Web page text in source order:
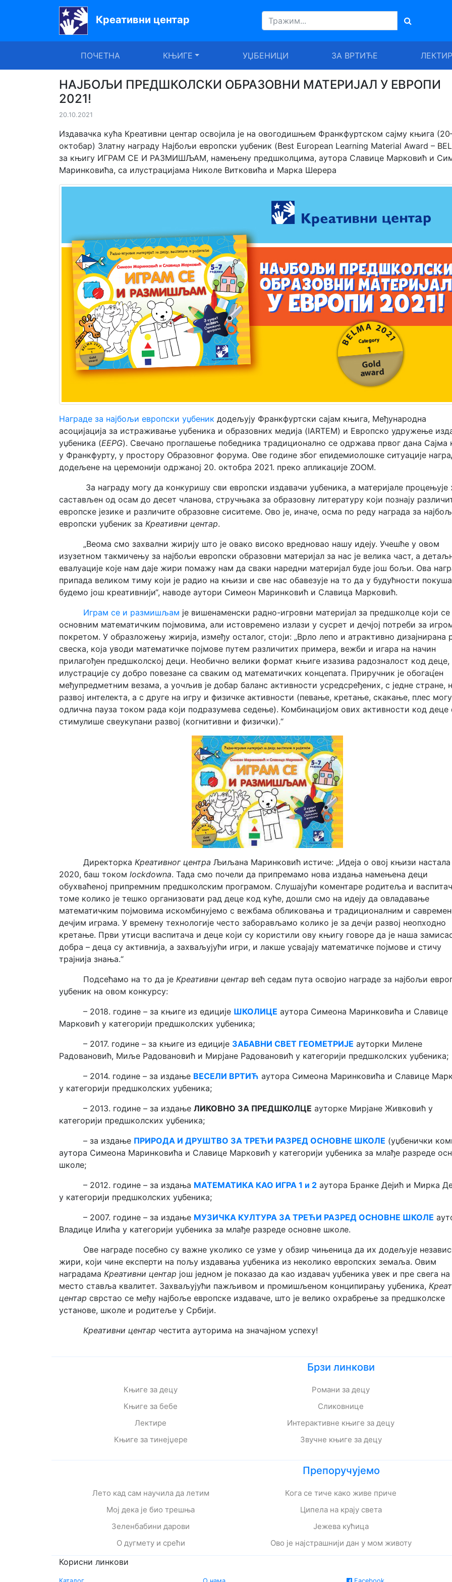
Креативни центар
ПОЧЕТНА КЊИГЕ УЏБЕНИЦИ ЗА ВРТИЋЕ
Почетна
УџбенициНАЈБОЉИ ПРЕДШКОЛСКИ ОБРАЗОВНИ МАТЕРИЈАЛ У ЕВРОПИ
2021!
20.10.2021
Издавачка кућа Креативни центар освојила је на овогодишњем Франкфуртском сајму књига
октобар) Златну награду Најбољи европски уџбеник (Best European Learning Material Award –
за књигу ИГРАМ СЕ И РАЗМИШЉАМ, намењену предшколцима, аутора Славице Марковић и
Маринковића, са илустрацијама Николе Витковића и Марка Шерера
Награде за најбољи европски уџбеник додељују Франкфуртски сајам књига, Међународна
асоцијација за истраживање уџбеника и образовних медија (IARTEM) и Европско удружење
уџбеника (EEPG). Свечано проглашење победника традиционално се одржава првог дана Сајма
у Франкфурту, у простору Образовног форума. Ове године због епидемиолошке ситуације
додељене на церемонији одржаној 20. октобра 2021. преко апликације ZOOM.
За награду могу да конкуришу сви европски издавачи уџбеника, а материјале
састављен од осам до десет чланова, стручњака за образовну литературу који познају
европске језике и различите образовне сиситеме. Ово је, иначе, осма по реду награда за
европски уџбеник за Креативни центар.
„Веома смо захвални жирију што је овако високо вредновао нашу идеју. Учешће у овом
изузетном такмичењу за најбољи европски образовни материјал за нас је велика част, а
евалуације које нам даје жири помажу нам да сваки наредни материјал буде још бољи. Ова
припада великом тиму који је радио на књизи и све нас обавезује на то да у будућности
будемо још креативнији“, наводе аутори Симеон Маринковић и Славица Марковић.
Играм се и размишљам је вишенаменски радно-игровни материјал за предшколце који се
основним математичким појмовима, али истовремено излази у сусрет и дечјој потреби за
покретом. У образложењу жирија, између осталог, стоји: „Врло лепо и атрактивно дизајнирана
свеска, која уводи математичке појмове путем различитих примера, вежби и игара на начин
прилагођен предшколској деци. Необично велики формат књиге изазива радозналост код деце,
илустрације су добро повезане са сваким од математичких концепата. Приручник је обогац́ен
међупредметним везама, а уочљив је добар баланс активности усредсређених, с једне стране,
развој интелекта, а с друге на игру и физичке активности (певање, кретање, скакање, плес
одлична пауза током рада који подразумева седење). Комбинацијом ових активности код деце
стимулише свеукупани развој (когнитивни и физички).“
Директорка Креативног центра Љиљана Маринковић истиче: „Идеја о овој књизи настала
2020, баш током lockdowna. Тада смо почели да припремамо нова издања намењена деци
обухваћеној припремним предшколским програмом. Слушајући коментаре родитеља и
томе колико је тешко организовати рад деце код куће, дошли смо на идеју да овладавање
математичким појмовима искомбинујемо с вежбама обликовања и традиционалним и
дечјим играма. У времену технологије често заборављамо колико је за дечји развој неопходно
кретање. Први утисци васпитача и деце који су користили ову књигу говоре да је наша
добра – деца су активнија, а захваљујући игри, и лакше усвајају математичке појмове и стичу
трајнија знања.“
Подсећамо на то да је Креативни центар већ седам пута освојио награде за најбољи
уџбеник на овом конкурсу:
– 2018. године – за књиге из едиције ШКОЛИЦЕ аутора Симеона Маринковића и Славице
Марковић у категорији предшколских уџбеника;
– 2017. године – за књиге из едиције ЗАБАВНИ СВЕТ ГЕОМЕТРИЈЕ ауторки Милене
Радовановић, Миље Радовановић и Мирјане Радовановић у категорији предшколских уџбеника;
– 2014. године – за издање ВЕСЕЛИ ВРТИЋ аутора Симеона Маринковића и Славице
у категорији предшколских уџбеника;
– 2013. године – за издање ЛИКОВНО ЗА ПРЕДШКОЛЦЕ ауторке Мирјане Живковић у
категорији предшколских уџбеника;
– за издање ПРИРОДА И ДРУШТВО ЗА ТРЕЋИ РАЗРЕД ОСНОВНЕ ШКОЛЕ (уџбенички
аутора Симеона Маринковића и Славице Марковић у категорији уџбеника за млађе разреде
школе;
– 2012. године – за издања МАТЕМАТИКА КАО ИГРА 1 и 2 аутора Бранке Дејић и Мирка
у категорији предшколских уџбеника;
– 2007. године – за издање МУЗИЧКА КУЛТУРА ЗА ТРЕЋИ РАЗРЕД ОСНОВНЕ ШКОЛЕ
Владице Илића у категорији уџбеника за млађе разреде основне школе.
Ове награде посебно су важне уколико се узме у обзир чињеница да их додељује
жири, који чине експерти на пољу издавања уџбеника из неколико европских земаља. Овим
наградама Креативни центар још једном је показао да као издавач уџбеника увек и пре свега
место ставља квалитет. Захваљујући пажљивом и промишљеном конципирању уџбеника,
центар сврстао се међу најбоље европске издаваче, што је велико охрабрење за предшколске
установе, школе и родитеље у Србији.
Креативни центар честита ауторима на значајном успеху!
Брзи линкови
Књиге за децу
Књиге за бебе
Лектире
Књиге за тинејџере
Романи за децу
Сликовнице
Интерактивне књиге за децу
Звучне књиге за децу
Препоручујемо
Лето кад сам научила да летим
Мој дека је био трешња
Зеленбабини дарови
О дугмету и срећи
Кога се тиче како живе приче
Ципела на крају света
Јежева кућица
Ово је најстрашнији дан у мом животу
Корисни линкови